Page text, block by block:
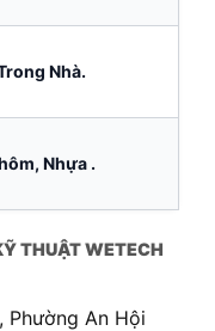
Nhà.
Nhựa .
THUẬT WETECH
Phường An Hội